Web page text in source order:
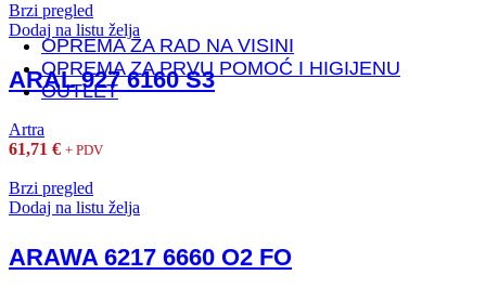
OPREMA ZA RAD NA VISINI
OPREMA ZA PRVU POMOĆ I HIGIJENU
OUTLET
Brzi pregled
Dodaj na listu želja
ARAL 927 6160 S3
Artra
61,71 € + PDV
Brzi pregled
Dodaj na listu želja
ARAWA 6217 6660 O2 FO